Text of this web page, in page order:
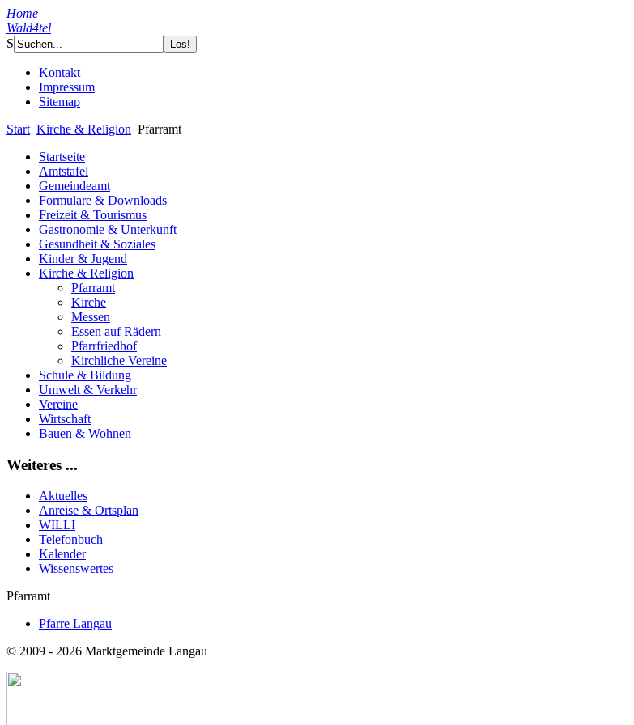
Home
Wald4tel
S
Kontakt
Impressum
Sitemap
Start Kirche & Religion Pfarramt
Startseite
Amtstafel
Gemeindeamt
Formulare & Downloads
Freizeit & Tourismus
Gastronomie & Unterkunft
Gesundheit & Soziales
Kinder & Jugend
Kirche & Religion
Pfarramt
Kirche
Messen
Essen auf Rädern
Pfarrfriedhof
Kirchliche Vereine
Schule & Bildung
Umwelt & Verkehr
Vereine
Wirtschaft
Bauen & Wohnen
Weiteres ...
Aktuelles
Anreise & Ortsplan
WILLI
Telefonbuch
Kalender
Wissenswertes
Pfarramt
Pfarre Langau
© 2009 - 2026 Marktgemeinde Langau